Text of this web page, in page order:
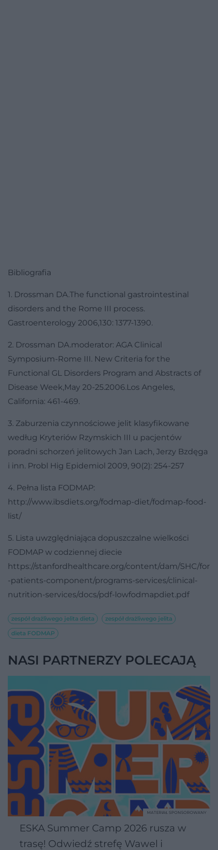
Bibliografia
1. Drossman DA.The functional gastrointestinal
disorders and the Rome III process.
Gastroenterology 2006,130: 1377-1390.
2. Drossman DA.moderator: AGA Clinical
Symposium-Rome III. New Criteria for the
Functional GL Disorders Program and Abstracts of
Disease Week,May 20-25.2006.Los Angeles,
California: 461-469.
3. Zaburzenia czynnościowe jelit klasyfikowane
według Kryteriów Rzymskich III u pacjentów
poradni schorzeń jelitowych Jan Lach, Jerzy Bzdęga
i inn. Probl Hig Epidemiol 2009, 90(2): 254-257
4. Pełna lista FODMAP:
http://www.ibsdiets.org/fodmap-diet/fodmap-food-
list/
5. Lista uwzględniająca dopuszczalne wielkości
FODMAP w codziennej diecie
https://stanfordhealthcare.org/content/dam/SHC/for
-patients-component/programs-services/clinical-
nutrition-services/docs/pdf-lowfodmapdiet.pdf
zespół drażliwego jelita dieta
zespół drażliwego jelita
dieta FODMAP
NASI PARTNERZY POLECAJĄ
ESKA Summer Camp 2026 rusza w
trasę! Odwiedź strefę Wawel i
MATERIAŁ SPONSOROWANY